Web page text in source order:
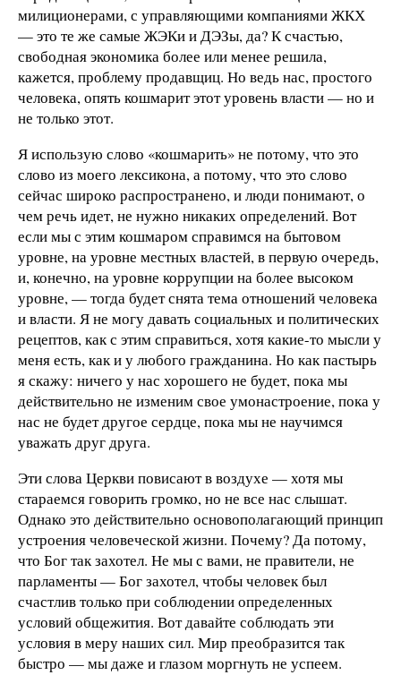
милиционерами, с управляющими компаниями ЖКХ
— это те же самые ЖЭКи и ДЭЗы, да? К счастью,
свободная экономика более или менее решила,
кажется, проблему продавщиц. Но ведь нас, простого
человека, опять кошмарит этот уровень власти — но и
не только этот.
Я использую слово «кошмарить» не потому, что это
слово из моего лексикона, а потому, что это слово
сейчас широко распространено, и люди понимают, о
чем речь идет, не нужно никаких определений. Вот
если мы с этим кошмаром справимся на бытовом
уровне, на уровне местных властей, в первую очередь,
и, конечно, на уровне коррупции на более высоком
уровне, — тогда будет снята тема отношений человека
и власти. Я не могу давать социальных и политических
рецептов, как с этим справиться, хотя какие-то мысли у
меня есть, как и у любого гражданина. Но как пастырь
я скажу: ничего у нас хорошего не будет, пока мы
действительно не изменим свое умонастроение, пока у
нас не будет другое сердце, пока мы не научимся
уважать друг друга.
Эти слова Церкви повисают в воздухе — хотя мы
стараемся говорить громко, но не все нас слышат.
Однако это действительно основополагающий принцип
устроения человеческой жизни. Почему? Да потому,
что Бог так захотел. Не мы с вами, не правители, не
парламенты — Бог захотел, чтобы человек был
счастлив только при соблюдении определенных
условий общежития. Вот давайте соблюдать эти
условия в меру наших сил. Мир преобразится так
быстро — мы даже и глазом моргнуть не успеем.